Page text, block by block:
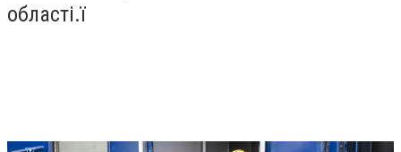
області.ї